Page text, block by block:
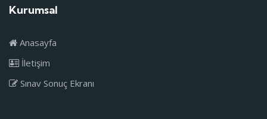
Kurumsal
Anasayfa
İletişim
Sınav Sonuç Ekranı